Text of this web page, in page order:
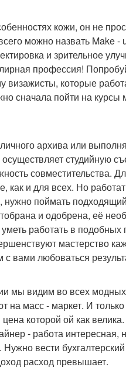
кожи, он не
можно назвать Make -
и зрительное
профессия!
визажисты, которые
сначала пойти на
архива или
студийную
совместительства.
и для всех. Но
поймать
и одобрена, её
работать в
мастерство
вами любоваться
мы видим во всех
на масс - маркет. И
которой ой как
- работа интересная,
вести
расход превышает.